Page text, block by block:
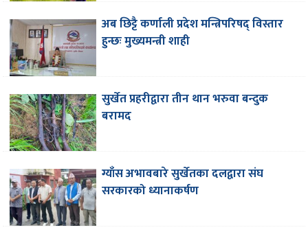
अब छिट्टै कर्णाली प्रदेश मन्त्रिपरिषद् विस्तार
हुन्छः मुख्यमन्त्री शाही
सुर्खेत प्रहरीद्वारा तीन थान भरुवा बन्दुक
बरामद
ग्याँस अभावबारे सुर्खेतका दलद्वारा संघ
सरकारको ध्यानाकर्षण